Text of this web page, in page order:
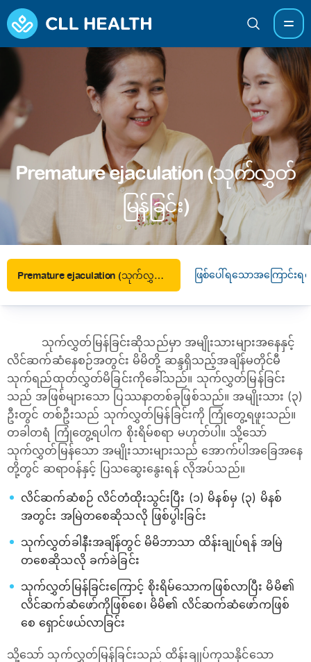
Premature ejaculation (သုက်လွှတ်
မြန်ခြင်း)
Premature ejaculation (သုက်လွှတ်မြန်ခြင်း) ဖြစ်ပေါ်ရသောအကြောင်းရင်း
သုက်လွှတ်မြန်ခြင်းဆိုသည်မှာ အမျိုးသားများအနေနှင့်
လိင်ဆက်ဆံနေစဉ်အတွင်း မိမိတို့ ဆန္ဒရှိသည့်အချိန်မတိုင်မီ
သုက်ရည်ထုတ်လွှတ်မိခြင်းကိုခေါ်သည်။ သုက်လွှတ်မြန်ခြင်း
သည် အဖြစ်များသော ပြဿနာတစ်ခုဖြစ်သည်။ အမျိုးသား (၃)
ဦးတွင် တစ်ဦးသည် သုက်လွှတ်မြန်ခြင်းကို ကြုံတွေ့ရဖူးသည်။
တခါတရံ ကြုံတွေ့ရပါက စိုးရိမ်စရာ မဟုတ်ပါ။ သို့သော်
သုက်လွှတ်မြန်သော အမျိုးသားများသည် အောက်ပါအခြေအနေ
တို့တွင် ဆရာဝန်နှင့် ပြသဆွေးနွေးရန် လိုအပ်သည်။
လိင်ဆက်ဆံစဉ် လိင်တံထိုးသွင်းပြီး (၁) မိနစ်မှ (၃) မိနစ်
အတွင်း အမြဲတစေဆိုသလို ဖြစ်ပွါးခြင်း
သုက်လွှတ်ခါနီးအချိန်တွင် မိမိဘာသာ ထိန်းချုပ်ရန် အမြဲ
တစေဆိုသလို ခက်ခဲခြင်း
သုက်လွှတ်မြန်ခြင်းကြောင့် စိုးရိမ်သောကဖြစ်လာပြီး မိမိ၏
လိင်ဆက်ဆံဖော်ကိုဖြစ်စေ၊ မိမိ၏ လိင်ဆက်ဆံဖော်ကဖြစ်
စေ ရှောင်ဖယ်လာခြင်း
သို့သော် သုက်လွှတ်မြန်ခြင်းသည် ထိန်းချုပ်ကုသနိုင်သော